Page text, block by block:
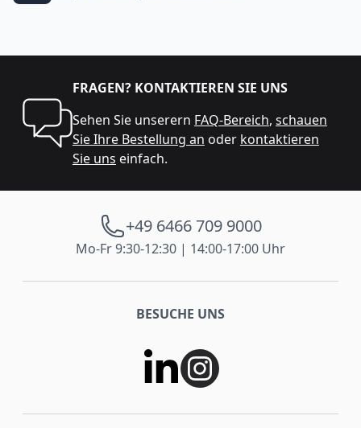
FRAGEN? KONTAKTIEREN SIE UNS
Sehen Sie unserern FAQ-Bereich, schauen
Sie Ihre Bestellung an oder kontaktieren
Sie uns einfach.
+49 6466 709 9000
Mo-Fr 9:30-12:30 | 14:00-17:00 Uhr
BESUCHE UNS